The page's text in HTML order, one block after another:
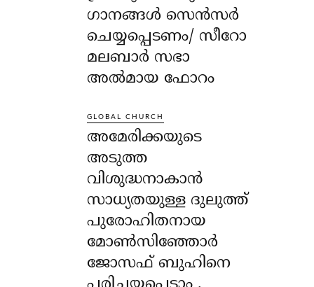
ഗാനങ്ങൾ സെൻസർ
ചെയ്യപ്പെടണം/ സീറോ
മലബാർ സഭാ
അൽമായ ഫോറം
GLOBAL CHURCH
അമേരിക്കയുടെ
അടുത്ത
വിശുദ്ധനാകാൻ
സാധ്യതയുള്ള ദുലുത്ത്
പുരോഹിതനായ
മോൺസിഞ്ഞോർ
ജോസഫ് ബുഹിനെ